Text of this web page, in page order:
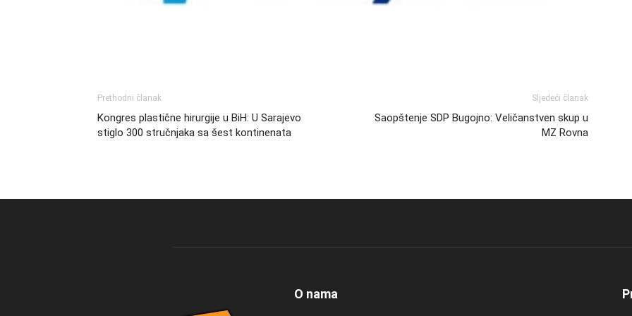
Prethodni članak
Kongres plastične hirurgije u BiH: U Sarajevo
stiglo 300 stručnjaka sa šest kontinenata
Sljedeći članak
Saopštenje SDP Bugojno: Veličanstven skup u
MZ Rovna
O nama